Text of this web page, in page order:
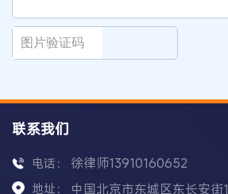
联系我们
电话： 徐律师13910160652
地址： 中国北京市东城区东长安街